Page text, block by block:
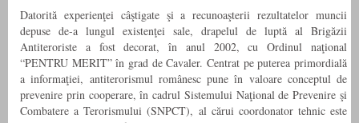
Datorită experienţei câştigate şi a recunoaşterii rezultatelor muncii
depuse de-a lungul existenţei sale, drapelul de luptă al Brigăzii
Antiteroriste a fost decorat, în anul 2002, cu Ordinul naţional
“PENTRU MERIT” în grad de Cavaler. Centrat pe puterea primordială
a informaţiei, antiterorismul românesc pune în valoare conceptul de
prevenire prin cooperare, în cadrul Sistemului Naţional de Prevenire şi
Combatere a Terorismului (SNPCT), al cărui coordonator tehnic este